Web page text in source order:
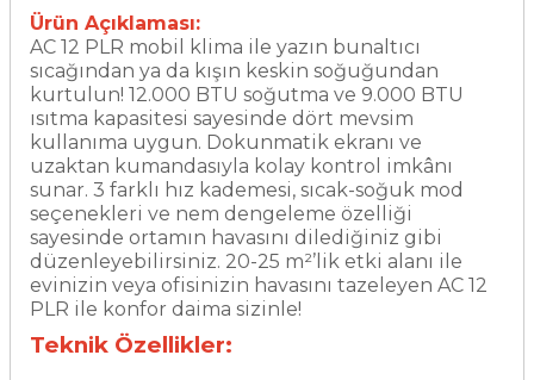
Ürün Açıklaması:
AC 12 PLR mobil klima ile yazın bunaltıcı
sıcağından ya da kışın keskin soğuğundan
kurtulun! 12.000 BTU soğutma ve 9.000 BTU
ısıtma kapasitesi sayesinde dört mevsim
kullanıma uygun. Dokunmatik ekranı ve
uzaktan kumandasıyla kolay kontrol imkânı
sunar. 3 farklı hız kademesi, sıcak-soğuk mod
seçenekleri ve nem dengeleme özelliği
sayesinde ortamın havasını dilediğiniz gibi
düzenleyebilirsiniz. 20-25 m²’lik etki alanı ile
evinizin veya ofisinizin havasını tazeleyen AC 12
PLR ile konfor daima sizinle!
Teknik Özellikler: